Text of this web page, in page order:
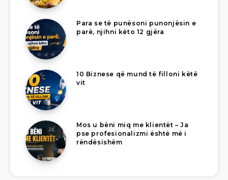
Para se të punësoni punonjësin e
parë, njihni këto 12 gjëra
10 Biznese që mund të filloni këtë
vit
Mos u bëni miq me klientët – Ja
pse profesionalizmi është më i
rëndësishëm